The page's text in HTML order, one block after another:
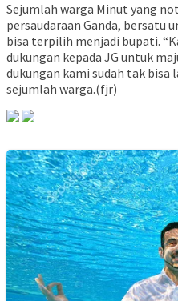
Sejumlah warga Minut yang
persaudaraan Ganda, bersatu
bisa terpilih menjadi bupati.
dukungan kepada JG untuk
dukungan kami sudah tak bisa
sejumlah warga.(fjr)